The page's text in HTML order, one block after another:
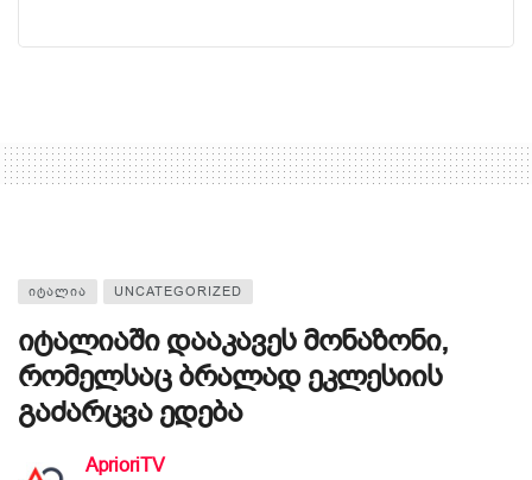
ᲘᲢᲐᲚᲘᲐ UNCATEGORIZED
იტალიაში დააკავეს მონაზონი,
რომელსაც ბრალად ეკლესიის
გაძარცვა ედება
AprioriTV